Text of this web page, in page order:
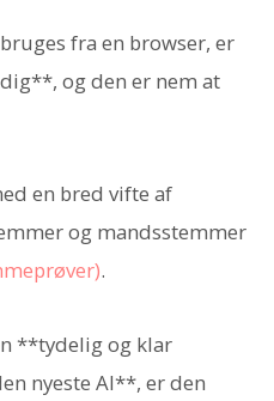
fra en browser, er
og den er nem at
en bred vifte af
og mandsstemmer
.
**tydelig og klar
nyeste AI**, er den